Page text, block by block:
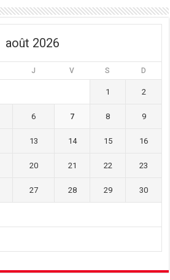
août 2026
J V S D
1 2
6 7 8 9
13 14 15 16
20 21 22 23
27 28 29 30